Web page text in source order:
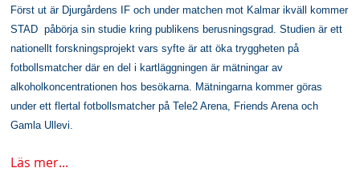
h
n
Först ut är Djurgårdens IF och under matchen mot Kalmar ikväll kommer
STAD påbörja sin studie kring publikens berusningsgrad. Studien är ett
nationellt forskningsprojekt vars syfte är att öka tryggheten på
fotbollsmatcher där en del i kartläggningen är mätningar av
alkoholkoncentrationen hos besökarna. Mätningarna kommer göras
under ett flertal fotbollsmatcher på Tele2 Arena, Friends Arena och
Gamla Ullevi.
Läs mer...